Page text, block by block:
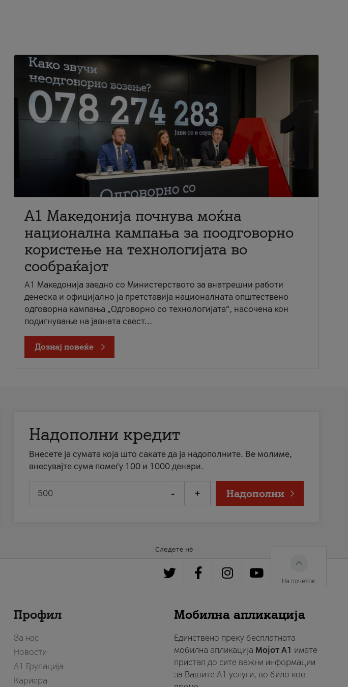
A1 Македонија почнува моќна
национална кампања за поодговорно
користење на технологијата во
сообраќајот
A1 Македонија заедно со Министерството за внатрешни работи
денеска и официјално ја претставија националната општествено
одговорна кампања „Одговорно со технологијата“, насочена кон
подигнување на јавната свест...
Дознај повеќе
Надополни кредит
Внесете ја сумата која што сакате да ја надополните. Ве молиме,
внесувајте сума помеѓу 100 и 1000 денари.
- + Надополни
Следете нè
На почеток
Профил
За нас
Новости
А1 Групација
Кариера
Мобилна апликација
Единствено преку бесплатната
мобилна апликација Мојот A1 имате
пристап до сите важни информации
за Вашите A1 услуги, во било кое